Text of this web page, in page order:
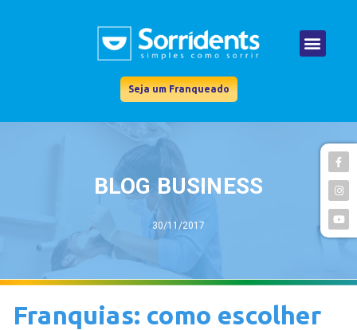
Seja um Franqueado
BLOG BUSINESS
30/11/2017
Franquias: como escolher